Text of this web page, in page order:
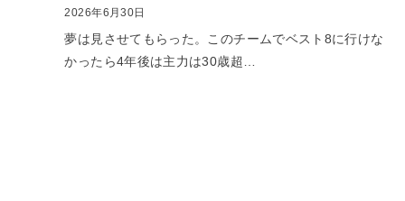
2026年6月30日
夢は見させてもらった。このチームでベスト8に行けな
かったら4年後は主力は30歳超…